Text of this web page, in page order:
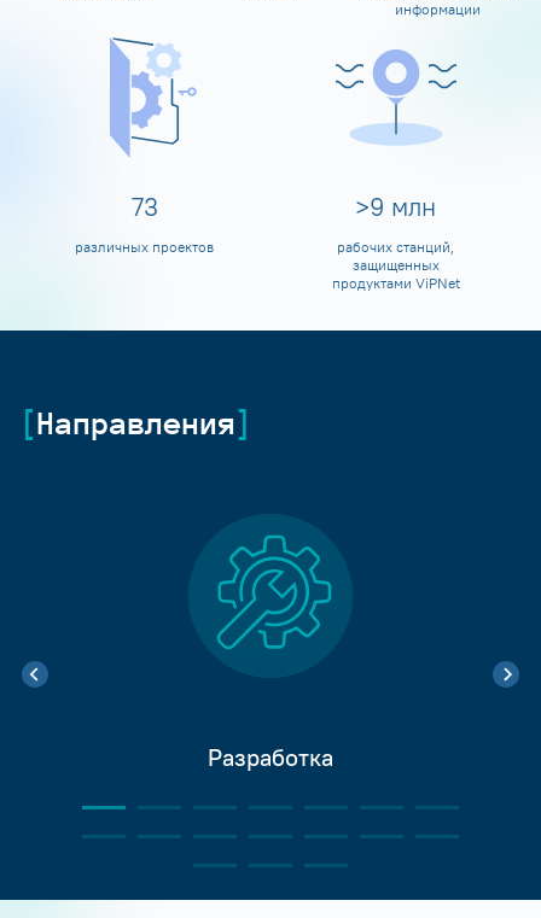
информации
80
различных проектов
>10 млн
рабочих станций,
защищенных
продуктами ViPNet
Направления
Разработка